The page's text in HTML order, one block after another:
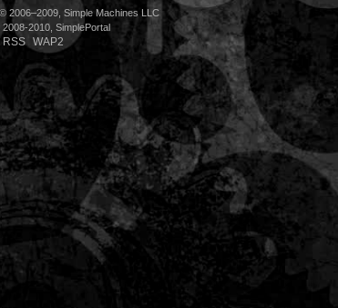
2006–2009, Simple Machines LLC
2010, SimplePortal
RSS WAP2